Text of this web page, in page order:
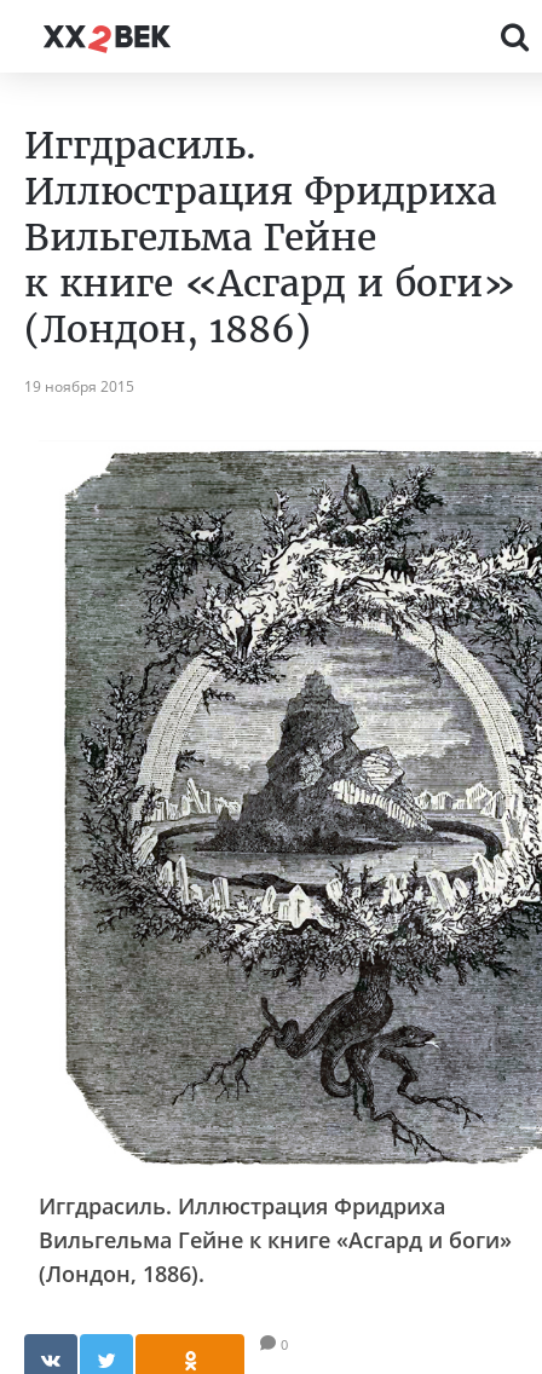
Иггдрасиль.
Иллюстрация Фридриха
Вильгельма Гейне
к книге «Асгард и боги»
(Лондон, 1886)
19 ноября 2015
Иггдрасиль. Иллюстрация Фридриха
Вильгельма Гейне к книге «Асгард и боги»
(Лондон, 1886).
0